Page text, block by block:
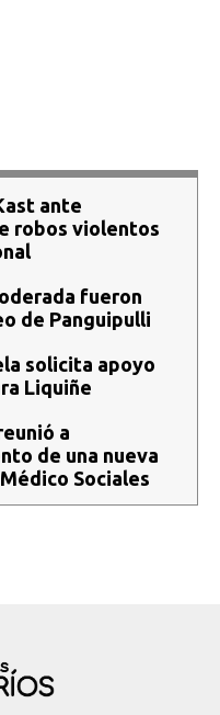
ante
robos violentos
fueron
de Panguipulli
solicita apoyo
Liquiñe
a
de una nueva
Sociales